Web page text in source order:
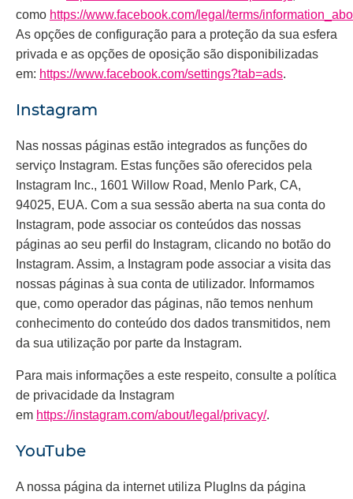
como https://www.facebook.com/legal/terms/
As opções de configuração para a proteção da sua esfera
privada e as opções de oposição são disponibilizadas
em: https://www.facebook.com/settings?tab=ads.
Instagram
Nas nossas páginas estão integrados as funções do
serviço Instagram. Estas funções são oferecidos pela
Instagram Inc., 1601 Willow Road, Menlo Park, CA,
94025, EUA. Com a sua sessão aberta na sua conta do
Instagram, pode associar os conteúdos das nossas
páginas ao seu perfil do Instagram, clicando no botão do
Instagram. Assim, a Instagram pode associar a visita das
nossas páginas à sua conta de utilizador. Informamos
que, como operador das páginas, não temos nenhum
conhecimento do conteúdo dos dados transmitidos, nem
da sua utilização por parte da Instagram.
Para mais informações a este respeito, consulte a política
de privacidade da Instagram
em https://instagram.com/about/legal/privacy/.
YouTube
A nossa página da internet utiliza PlugIns da página